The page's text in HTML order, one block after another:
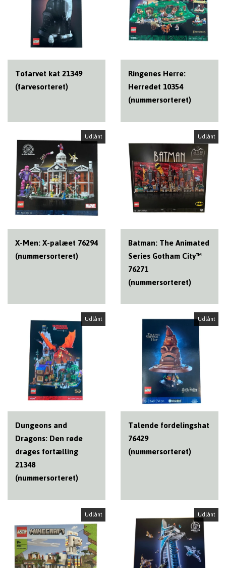
Tofarvet kat 21349
(farvesorteret)
Ringenes Herre:
Herredet 10354
(nummersorteret)
Udlånt
X-Men: X-palæet 76294
(nummersorteret)
Udlånt
Batman: The Animated
Series Gotham City™
76271
(nummersorteret)
Udlånt
Dungeons and
Dragons: Den røde
drages fortælling
21348
(nummersorteret)
Udlånt
Talende fordelingshat
76429
(nummersorteret)
Udlånt Udlånt